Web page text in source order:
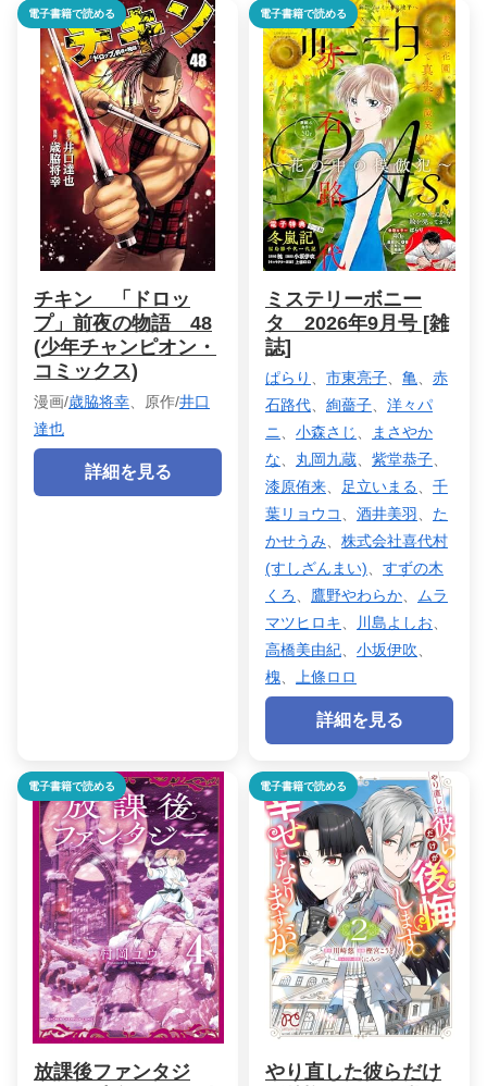
電子書籍で読める
チキン 「ドロッ
プ」前夜の物語 48
(少年チャンピオン・
コミックス)
漫画/歳脇将幸 、原作/井口
達也
詳細を見る
電子書籍で読める
ミステリーボニー
タ 2026年9月号 [雑
誌]
ぱらり 市東亮子 亀
赤
石路代
絢薔子
洋々パ
ニ
小森さじ
まさやか
な
丸岡九蔵 紫堂恭子
漆原侑来
足立いまる
千
葉リョウコ
酒井美羽
た
かせうみ
株式会社喜代村
(すしざんまい)
すずの木
くろ
鷹野やわらか
ムラ
マツヒロキ
川島よしお
高橋美由紀
小坂伊吹
槐
上條ロロ
詳細を見る
電子書籍で読める
放課後ファンタジ
電子書籍で読める
やり直した彼らだけ